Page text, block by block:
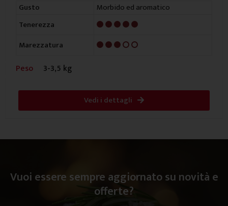
Gusto
Morbido ed aromatico
Tenerezza
5/5
Marezzatura 3/5
Peso 3-3,5 kg
Vedi i dettagli
Vuoi essere sempre aggiornato su novità e
offerte?